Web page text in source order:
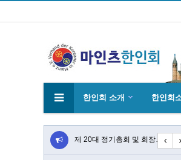
한인회 소개 한인회
4월27일 마인츠 한인 여성합창단10회 연주… 제 20대 정기총회 및 회장 선출 공문